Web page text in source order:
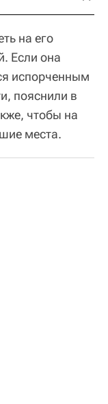
на его
Если она
испорченным
пояснили в
чтобы на
места.